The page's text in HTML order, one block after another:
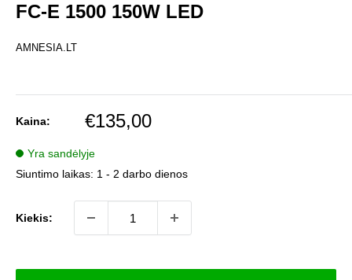
FC-E 1500 150W LED
AMNESIA.LT
Kaina:
Pardavimo
€135,00
Yra sandėlyje
Siuntimo laikas: 1 - 2 darbo dienos
Kiekis: